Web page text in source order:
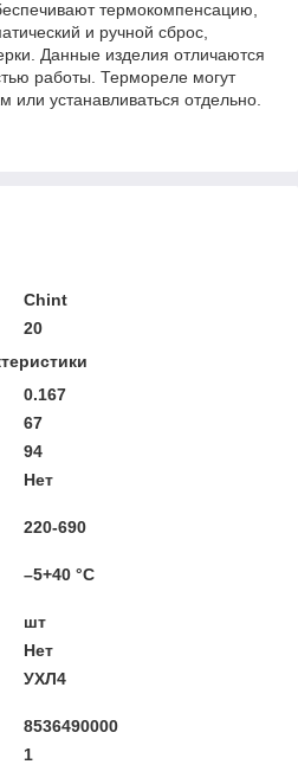
термокомпенсацию,
и ручной сброс,
Данные изделия отличаются
работы. Термореле могут
или устанавливаться отдельно.
Chint
20
0.167
67
94
Нет
220-690
–5+40 °С
шт
Нет
УХЛ4
8536490000
1